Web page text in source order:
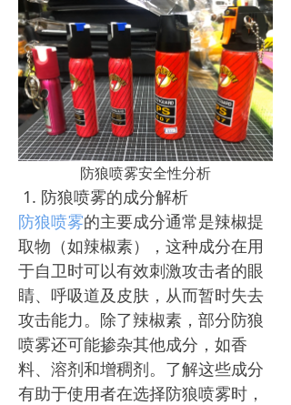
防狼喷雾安全性分析
1. 防狼喷雾的成分解析
防狼喷雾的主要成分通常是辣椒提
取物（如辣椒素），这种成分在用
于自卫时可以有效刺激攻击者的眼
睛、呼吸道及皮肤，从而暂时失去
攻击能力。除了辣椒素，部分防狼
喷雾还可能掺杂其他成分，如香
料、溶剂和增稠剂。了解这些成分
有助于使用者在选择防狼喷雾时，